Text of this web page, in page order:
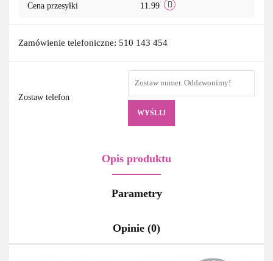
Cena przesyłki 11.99
Zamówienie telefoniczne: 510 143 454
Zostaw telefon
WYŚLIJ
Opis produktu
Parametry
Opinie (0)